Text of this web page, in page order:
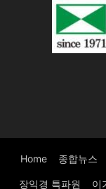
Home 종합뉴스
장익경 특파원 이